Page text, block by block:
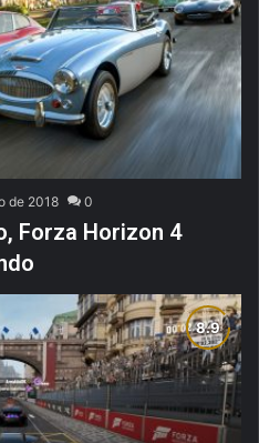
de 2018 0
Forza Horizon 4